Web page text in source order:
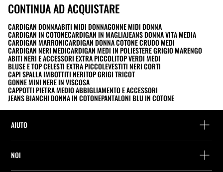
CONTINUA AD ACQUISTARE
CARDIGAN DONNAABITI MIDI DONNAGONNE MIDI DONNA
CARDIGAN IN COTONECARDIGAN IN MAGLIAJEANS DONNA VITA MEDIA
CARDIGAN MARRONICARDIGAN DONNA COTONE CRUDO MEDI
CARDIGAN NERI MEDICARDIGAN MEDI IN POLIESTERE GRIGIO MARENGO
ABITI NERI E ACCESSORI EXTRA PICCOLITOP VERDI MEDI
BLUSE E TOP CELESTI EXTRA PICCOLEVESTITI NERI CORTI
CAPI SPALLA IMBOTTITI NERITOP GRIGI TRICOT
GONNE MINI NERE IN VISCOSA
CAPPOTTI PIETRA MEDIO ABBIGLIAMENTO E ACCESSORI
JEANS BIANCHI DONNA IN COTONEPANTALONI BLU IN COTONE
AIUTO
Rintraccia il tuo ordine
NOI